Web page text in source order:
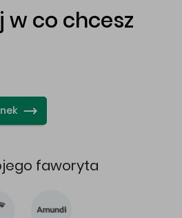
w co chcesz
faworyta